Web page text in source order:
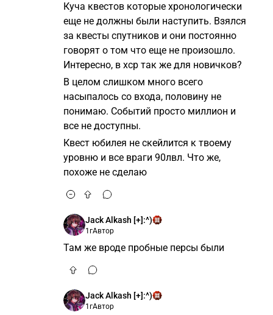
Куча квестов которые хронологически
еще не должны были наступить. Взялся
за квесты спутников и они постоянно
говорят о том что еще не произошло.
Интересно, в хср так же для новичков?
В целом слишком много всего
насыпалось со входа, половину не
понимаю. Событий просто миллион и
все не доступны.
Квест юбилея не скейлится к твоему
уровню и все враги 90лвл. Что же,
похоже не сделаю
Jack Alkash [+]:^)
1гАвтор
Там же вроде пробные персы были
Jack Alkash [+]:^)
1гАвтор